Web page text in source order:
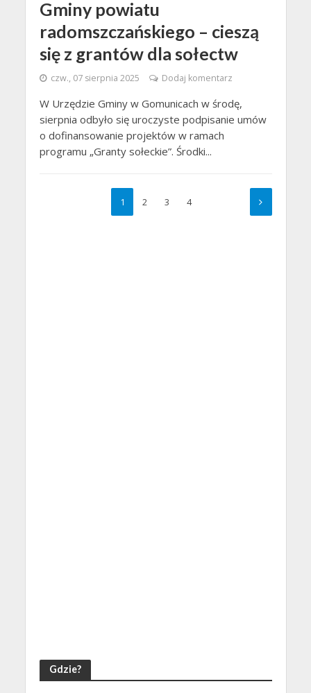
Gminy powiatu
radomszczańskiego – cieszą
się z grantów dla sołectw
czw., 07 sierpnia 2025 Dodaj komentarz
W Urzędzie Gminy w Gomunicach w środę,
sierpnia odbyło się uroczyste podpisanie umów
o dofinansowanie projektów w ramach
programu „Granty sołeckie”. Środki...
1 2 3 4
Gdzie?